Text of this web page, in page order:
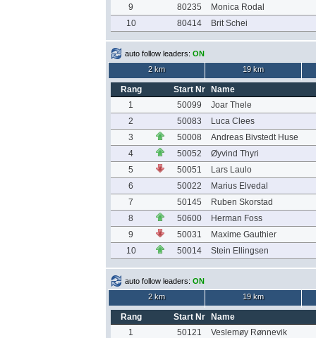
9
80235
Monica Rodal
10
80414 Brit Schei
auto follow leaders: ON
2 km
19 km
Rang Start Nr
Name
1
50099
Joar Thele
2
50083
Luca Clees
3
50008
Andreas Bivstedt Huse
4
50052
Øyvind Thyri
5
50051
Lars Laulo
6
50022
Marius Elvedal
7
50145
Ruben Skorstad
8
50600
Herman Foss
9
50031
Maxime Gauthier
10
50014 Stein Ellingsen
auto follow leaders: ON
2 km
19 km
Rang Start Nr
Name
1
50121
Veslemøy Rønnevik